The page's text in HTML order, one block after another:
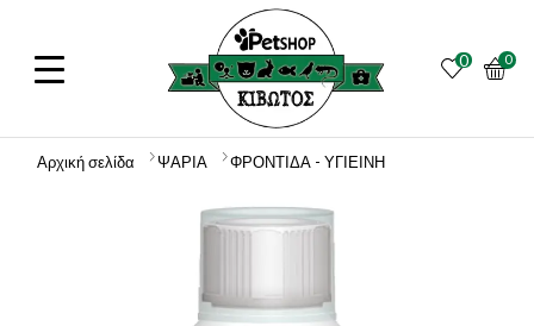
0 0
Αρχική σελίδα ΨΑΡΙΑ ΦΡΟΝΤΙΔΑ - ΥΓΙΕΙΝΗ